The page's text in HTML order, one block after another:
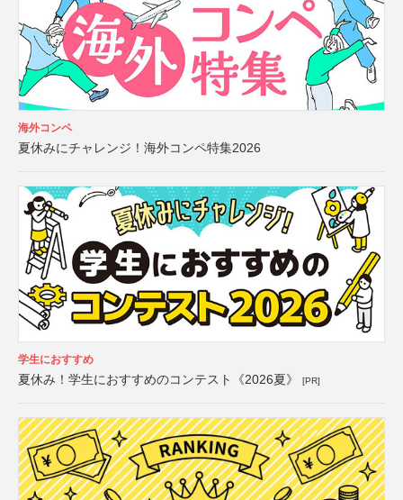
海外コンペ
夏休みにチャレンジ！海外コンペ特集2026
学生におすすめ
夏休み！学生におすすめのコンテスト《2026夏》 [PR]